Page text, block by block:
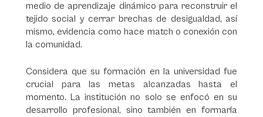
medio de aprendizaje dinámico para reconstruir el
tejido social y cerrar brechas de desigualdad, así
mismo, evidencia como hace match o conexión con
la comunidad.
Considera que su formación en la universidad fue
crucial para las metas alcanzadas hasta el
momento. La institución no solo se enfocó en su
desarrollo profesional, sino también en formarla